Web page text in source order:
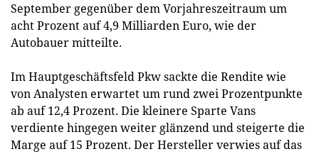
September gegenüber dem Vorjahreszeitraum um
acht Prozent auf 4,9 Milliarden Euro, wie der
Autobauer mitteilte.
Im Hauptgeschäftsfeld Pkw sackte die Rendite wie
von Analysten erwartet um rund zwei Prozentpunkte
ab auf 12,4 Prozent. Die kleinere Sparte Vans
verdiente hingegen weiter glänzend und steigerte die
Marge auf 15 Prozent. Der Hersteller verwies auf das